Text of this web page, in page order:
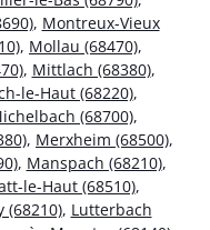
, Montreux-Vieux
, Mollau (68470),
, Mittlach (68380),
le-Haut (68220),
(68700),
, Merxheim (68500),
, Manspach (68210),
le-Haut (68510),
(68210), Lutterbach